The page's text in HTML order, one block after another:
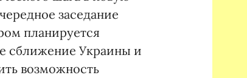
заседание
планируется
сближение Украины и
возможность